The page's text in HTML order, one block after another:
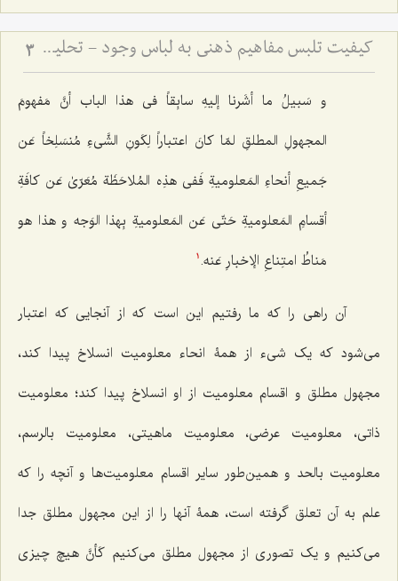
کیفیت تلبس مفاهیم ذهنی به لباس وجود - تحلیل نسبت میان مفاهیم اعتباری و حقیقت وجود در ذهن 3
و سَبیلُ ما أشَرنا إلیهِ سابِقاً فی هذا الباب أنَّ مَفهومَ
المجهولِ المطلقِ لمّا کانَ اعتباراً لِکَونِ الشَّی‌ءِ مُنسَلِخاً عَن
جَمیعِ أنحاءِ المَعلومیةِ فَفی هذِه المُلاحَظَة مُعَرّىٰ عَن کافَةِ
أقسامِ المَعلومیةِ حَتّى عَن المَعلومیةِ بِهذا الوَجه و هذا هو
مَناطُ امتِناعِ الإخبارِ عَنه. 1
آن راهی را که ما رفتیم این است که از آنجایی که اعتبار
می‌شود که یک شیء از همۀ انحاء معلومیت انسلاخ پیدا کند،
مجهول مطلق و اقسام معلومیت از او انسلاخ پیدا کند؛ معلومیت
ذاتی، معلومیت عرضی، معلومیت ماهیتی، معلومیت بالرسم،
معلومیت بالحد و همین‌طور سایر اقسام معلومیت‌ها و آنچه را که
علم به آن تعلق گرفته است، همۀ آنها را از این مجهول مطلق جدا
می‌کنیم و یک تصوری از مجهول مطلق می‌کنیم کَأنَّ هیچ چیزی